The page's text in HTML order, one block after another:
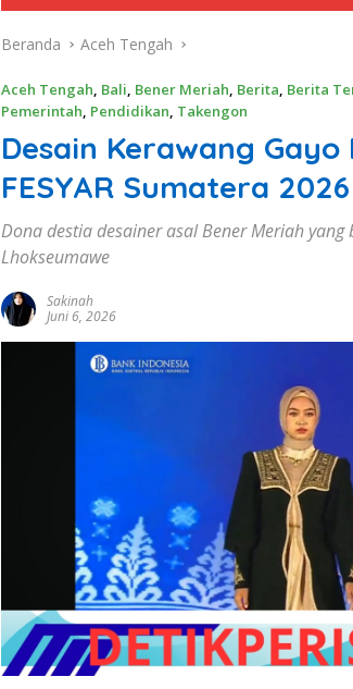
Beranda Aceh Tengah
Aceh Tengah, Bali, Bener Meriah, Berita, Berita
Pemerintah, Pendidikan, Takengon
Desain Kerawang
FESYAR Sumatera
Dona destia desainer asal Bener Meriah
Lhokseumawe
Sakinah
Juni 6, 2026